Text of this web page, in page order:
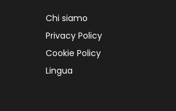
Chi siamo
Privacy Policy
Cookie Policy
Lingua